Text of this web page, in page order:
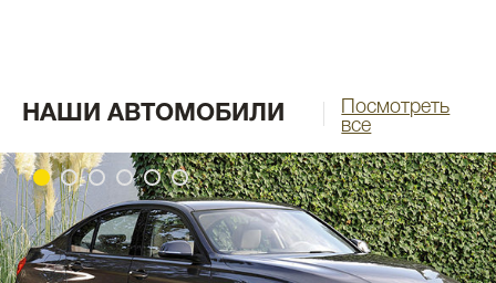
НАШИ АВТОМОБИЛИ
Посмотреть
все